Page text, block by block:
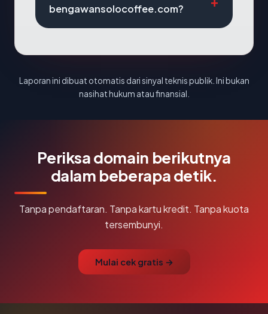
bengawansolocoffee.com?
Laporan ini dibuat otomatis dari sinyal teknis publik. Ini bukan
nasihat hukum atau finansial.
Periksa domain berikutnya
dalam beberapa detik.
Tanpa pendaftaran. Tanpa kartu kredit. Tanpa kuota
tersembunyi.
Mulai cek gratis →